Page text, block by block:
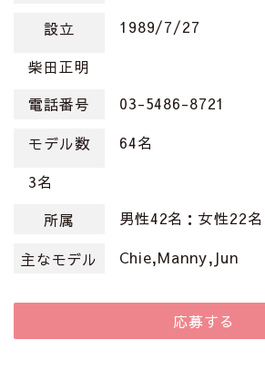
設立 1989/7/27
柴田正明
電話番号
03-5486-8721
モデル数 64名
3名
所属
男性42名：女性22名
主なモデル Chie,Manny,Jun
応募する